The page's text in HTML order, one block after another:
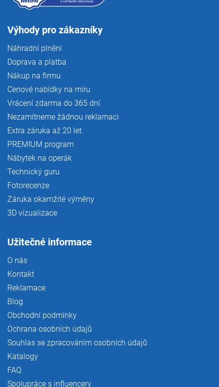
Výhody pro zákazníky
Náhradní plnění
Doprava a platba
Nákup na firmu
Cenové nabídky na míru
Vrácení zdarma do 365 dní
Nezamítneme žádnou reklamaci
Extra záruka až 20 let
PREMIUM program
Nábytek na operák
Technický guru
Fotorecenze
Záruka okamžité výměny
3D vizualizace
Užitečné informace
O nás
Kontakt
Reklamace
Blog
Obchodní podmínky
Ochrana osobních údajů
Souhlas se zpracováním osobních údajů
Katalogy
FAQ
Spolupráce s influencery